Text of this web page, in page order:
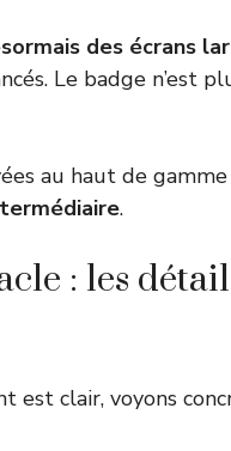
des écrans
Le badge n’est
au haut de
.
: les
est clair, voyons